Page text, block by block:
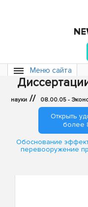
Меню сайта
науки // 08.00.05 -
Открыть
более
Обоснование
перевооружение